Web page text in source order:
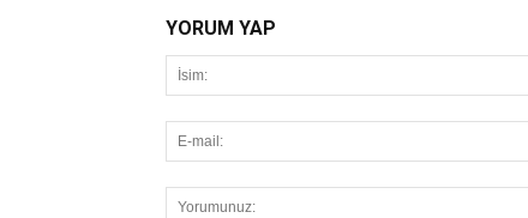
YORUM YAP